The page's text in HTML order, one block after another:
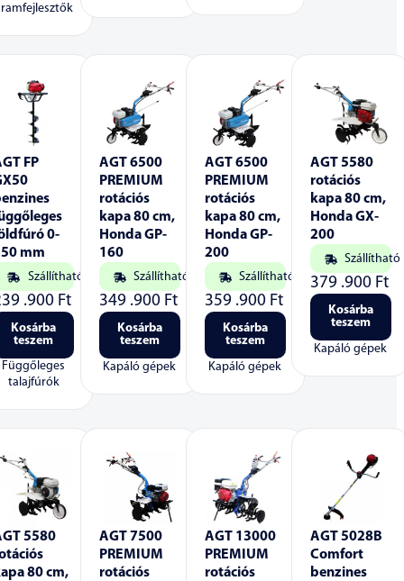
FP
0-
mm
Szállítható
.900 Ft
Kosárba
teszem
Függőleges
talajfúrók
AGT 6500
PREMIUM
rotációs
kapa 80 cm,
Honda GP-
160
Szállítható
349 .900 Ft
Kosárba
teszem
Kapáló gépek
AGT 6500
PREMIUM
rotációs
kapa 80 cm,
Honda GP-
200
Szállítható
359 .900 Ft
Kosárba
teszem
Kapáló gépek
AGT 5580
rotációs
kapa 80 cm,
Honda GX-
200
Szállítható
379 .900 Ft
Kosárba
teszem
Kapáló gépek
5580
80 cm,
AGT 7500
PREMIUM
rotációs
AGT 13000
PREMIUM
rotációs
AGT 5028B
Comfort
benzines